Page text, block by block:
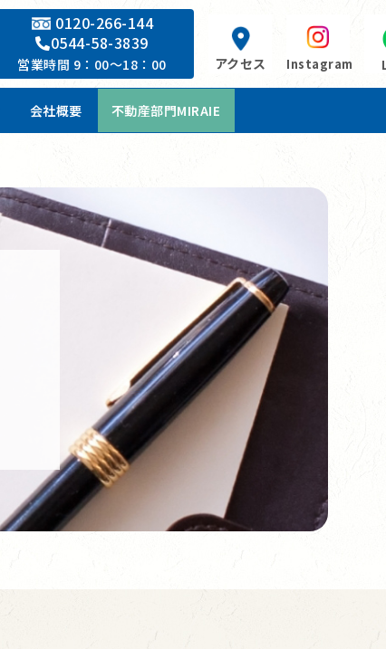
0120-266-144
0544-58-3839
営業時間 9：00～18：00 アクセス Instagram
会社概要 不動産部門MIRAIE